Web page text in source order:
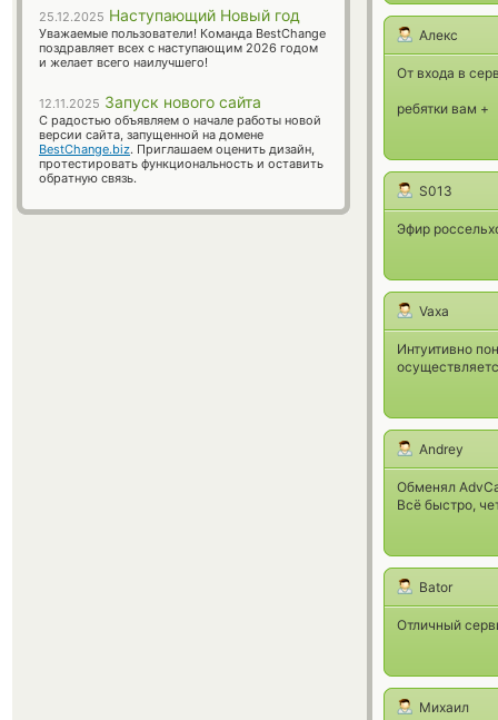
Алекс
От входа в
ребятки вам +
S013
Эфир
Vaxa
Интуитивно
Andrey
Обменял
Всё быстро,
Bator
Отличный
Михаил
25.12.2025 Наступающий Новый год
Уважаемые пользователи! Команда BestChange
поздравляет всех с наступающим 2026 годом
и желает всего наилучшего!
12.11.2025 Запуск нового сайта
С радостью объявляем о начале работы новой
версии сайта, запущенной на домене
BestChange.biz. Приглашаем оценить дизайн,
протестировать функциональность и оставить
обратную связь.